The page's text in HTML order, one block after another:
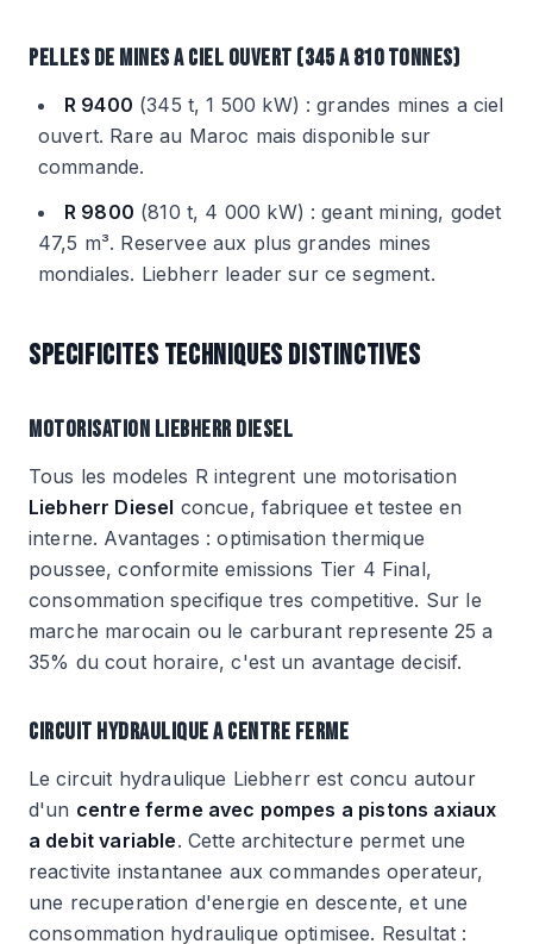
PELLES DE MINES A CIEL OUVERT (345 A 810 TONNES)
R 9400 (345 t, 1 500 kW) : grandes mines a ciel
ouvert. Rare au Maroc mais disponible sur
commande.
R 9800 (810 t, 4 000 kW) : geant mining, godet
47,5 m³. Reservee aux plus grandes mines
mondiales. Liebherr leader sur ce segment.
SPECIFICITES TECHNIQUES DISTINCTIVES
MOTORISATION LIEBHERR DIESEL
Tous les modeles R integrent une motorisation
Liebherr Diesel concue, fabriquee et testee en
interne. Avantages : optimisation thermique
poussee, conformite emissions Tier 4 Final,
consommation specifique tres competitive. Sur le
marche marocain ou le carburant represente 25 a
35% du cout horaire, c'est un avantage decisif.
CIRCUIT HYDRAULIQUE A CENTRE FERME
Le circuit hydraulique Liebherr est concu autour
d'un centre ferme avec pompes a pistons axiaux
a debit variable. Cette architecture permet une
reactivite instantanee aux commandes operateur,
une recuperation d'energie en descente, et une
consommation hydraulique optimisee. Resultat :